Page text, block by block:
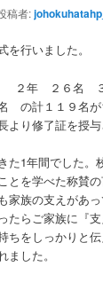
稿者:
行いました。
２年 ２６名
計１１９名が1
り修了証を授与
た1年間でした。
とを学べた称賛
家族の支えがあ
たらご家族に『
ちをしっかりと伝
した。